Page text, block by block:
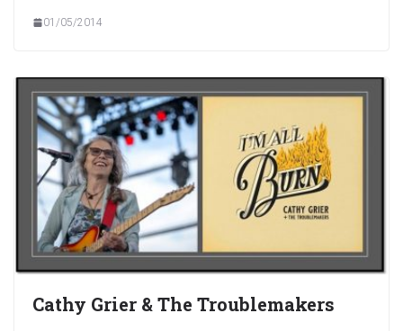
01/05/2014
Cathy Grier & The Troublemakers